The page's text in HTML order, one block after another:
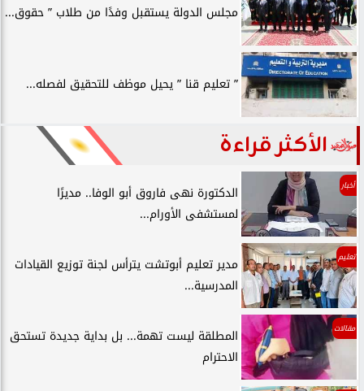
مجلس الدولة يستقبل وفدًا من طلاب ” حقوق...
” تعليم قنا ” يحيل موظف للتحقيق لفصله...
الأكثر قراءة
أخبار
الدكتورة نهى فاروق أبو الوفا.. مديرًا
لمستشفى الأورام...
تعليم
مدير تعليم أبوتشت يترأس لجنة توزيع القيادات
المدرسية...
مقالات
المطلقة ليست تهمة... بل بداية جديدة تستحق
الاحترام